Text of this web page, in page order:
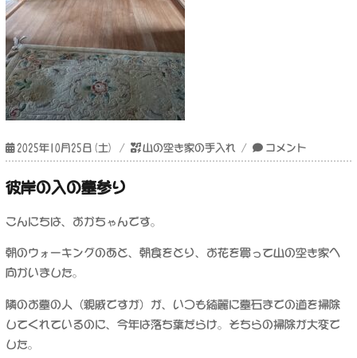
投
稿
日:
2025年10月25日(土)
カ
テ
ー
山の空き家の手入れ
山
の
手
に
コメント
彼岸の入の墓参り
こんにちは、おかちゃんです。
朝のウォーキングのあと、朝食をとり、お花を買って山の空き家へ
向かいました。
隣のお墓の人（親戚ですが）が、いつも綺麗に墓石までの道を掃除
してくれているのに、今年は落ち葉だらけ。そちらの掃除が大変で
した。